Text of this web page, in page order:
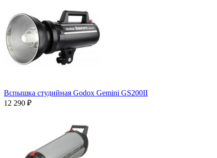
Вспышка студийная Godox Gemini GS200II
12 290 ₽